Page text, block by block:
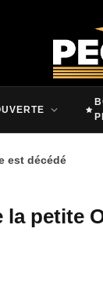
est décédé
petite